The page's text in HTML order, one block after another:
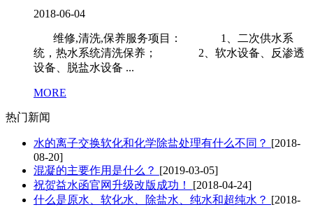
2018-06-04
维修,清洗,保养服务项目： 1、二次供水系
统，热水系统清洗保养； 2、软水设备、反渗透
设备、脱盐水设备 ...
MORE
热门新闻
水的离子交换软化和化学除盐处理有什么不同？ [2018-
08-20]
混凝的主要作用是什么？ [2019-03-05]
祝贺益水函官网升级改版成功！ [2018-04-24]
什么是原水、软化水、除盐水、纯水和超纯水？ [2018-